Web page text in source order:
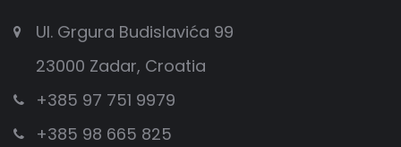
Ul. Grgura Budislavića 99
23000 Zadar, Croatia
+385 97 751 9979
+385 98 665 825